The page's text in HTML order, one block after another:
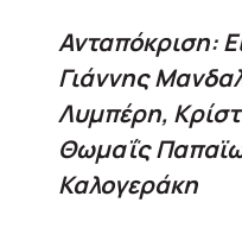
Ανταπόκριση:
Γιάννης
Λυμπέρη,
Θωμαΐς
Καλογεράκη